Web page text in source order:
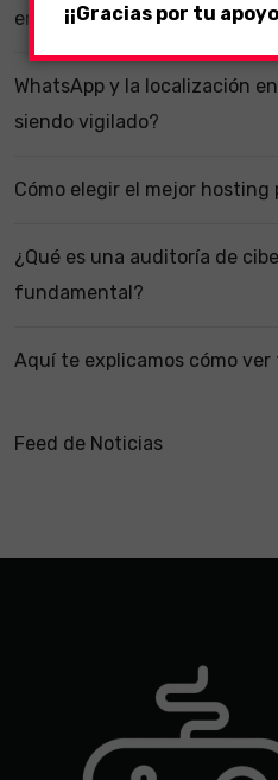
empresa
WhatsApp y la localización
siendo vigilado?
Cómo elegir el mejor
¿Qué es una auditoría de
fundamental?
Aquí te explicamos cómo
Feed de Noticias
¡¡Gracias por tu